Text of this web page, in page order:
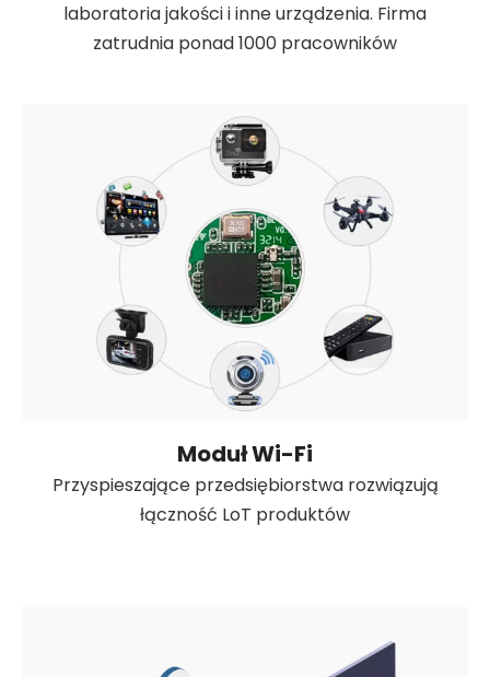
laboratoria jakości i inne urządzenia. Firma
zatrudnia ponad 1000 pracowników
Moduł Wi-Fi
Przyspieszające przedsiębiorstwa rozwiązują
łączność LoT produktów